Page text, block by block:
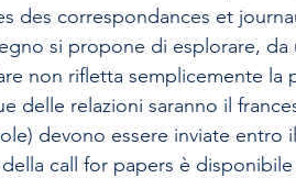
des correspondances et
si propone di esplorare,
non rifletta semplicemente la
delle relazioni saranno il
devono essere inviate entro
call for papers è disponibile